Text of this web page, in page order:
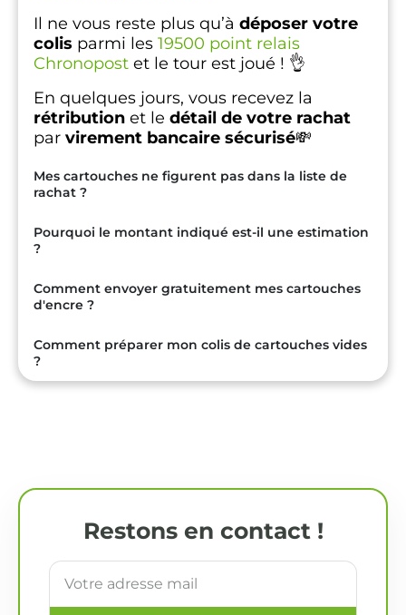
Il ne vous reste plus qu’à déposer votre
colis parmi les 19500 point relais
Chronopost et le tour est joué ! 👌
En quelques jours, vous recevez la
rétribution et le détail de votre rachat
par virement bancaire sécurisé💸
Mes cartouches ne figurent pas dans la liste de
rachat ?
Pourquoi le montant indiqué est-il une estimation
?
Comment envoyer gratuitement mes cartouches
d'encre ?
Comment préparer mon colis de cartouches vides
?
Restons en contact !